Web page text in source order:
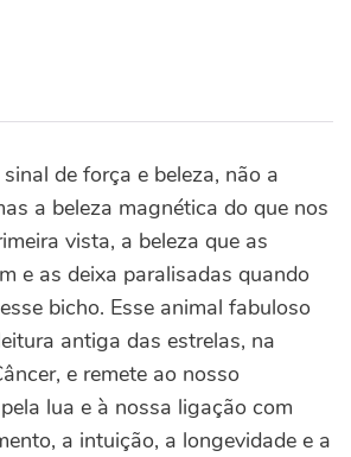
de força e beleza, não a
a beleza magnética do que nos
vista, a beleza que as
e as deixa paralisadas quando
bicho. Esse animal fabuloso
antiga das estrelas, na
e remete ao nosso
lua e à nossa ligação com
a intuição, a longevidade e a